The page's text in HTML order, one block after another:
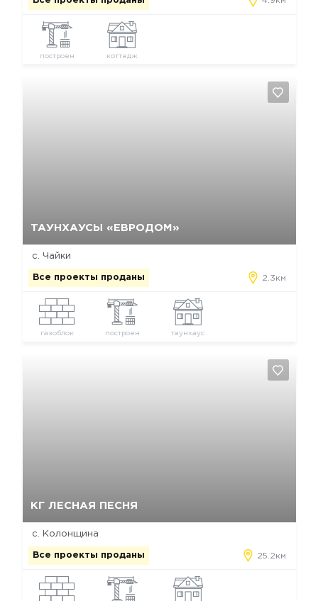
построен коттедж
ТАУНХАУСЫ «ЕВРОДОМ»
с. Чайки
Все проекты проданы 2.3км
газоблок построен таунхаус
КГ ЛЕСНАЯ ПЕСНЯ
с. Колонщина
Все проекты проданы 25.2км